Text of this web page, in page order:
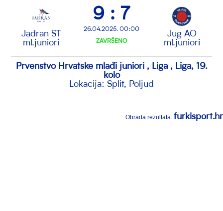
Jadran ST
ml.juniori
9 : 7
26.04.2025. 00:00
ZAVRŠENO
Jug AO
ml.juniori
Prvenstvo Hrvatske mlađi juniori , Liga , Liga, 19.
kolo
Lokacija: Split, Poljud
Obrada rezultata: furkisport.hr